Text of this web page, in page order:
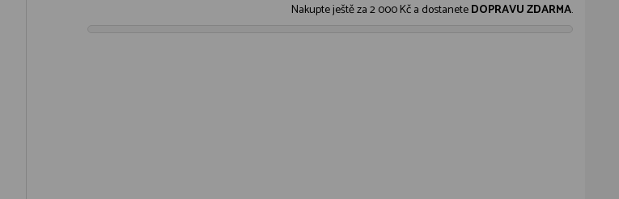
Nakupte ještě za2 000 Kča dostaneteDOPRAVU ZDARMA.